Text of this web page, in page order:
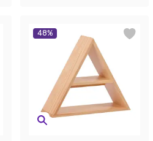
48%